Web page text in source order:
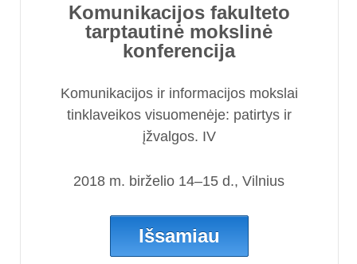
Komunikacijos fakulteto
tarptautinė mokslinė
konferencija
Komunikacijos ir informacijos mokslai
tinklaveikos visuomenėje: patirtys ir
įžvalgos. IV
2018 m. birželio 14–15 d., Vilnius
Išsamiau